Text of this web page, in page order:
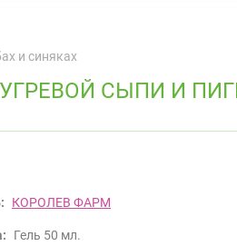
и синяках
СЫПИ И
КОРОЛЕВ ФАРМ
Гель 50 мл.